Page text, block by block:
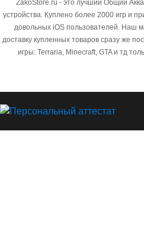
ZakoStore.ru - это лучший Общий
устройства. Куплено более 2000 игр и
довольных iOS пользователей. Наш
доставку купленных товаров сразу же
игры: Terraria, Minecraft, GTA и тд